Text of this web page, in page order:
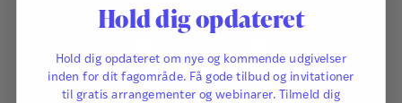
Hold dig opdateret
Hold dig opdateret om nye og kommende udgivelser
inden for dit fagområde. Få gode tilbud og invitationer
til gratis arrangementer og webinarer. Tilmeld dig